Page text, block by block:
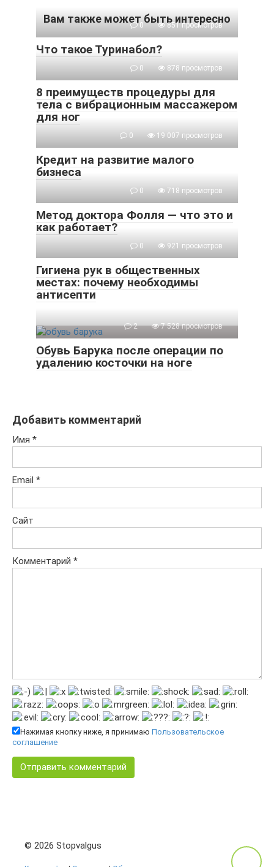
Вам также может быть интересно
0 851 просмотров
Что такое Туринабол?
0 878 просмотров
8 преимуществ процедуры для
тела с вибрационным массажером
для ног
0 19 007 просмотров
Кредит на развитие малого
бизнеса
0 718 просмотров
Метод доктора Фолля — что это и
как работает?
0 921 просмотров
Гигиена рук в общественных
местах: почему необходимы
антисепти
2 7 528 просмотров
Обувь Барука после операции по
удалению косточки на ноге
Добавить комментарий
Имя *
Email *
Сайт
Комментарий *
Нажимая кнопку ниже, я принимаю Пользовательское
соглашение
© 2026 Stopvalgus